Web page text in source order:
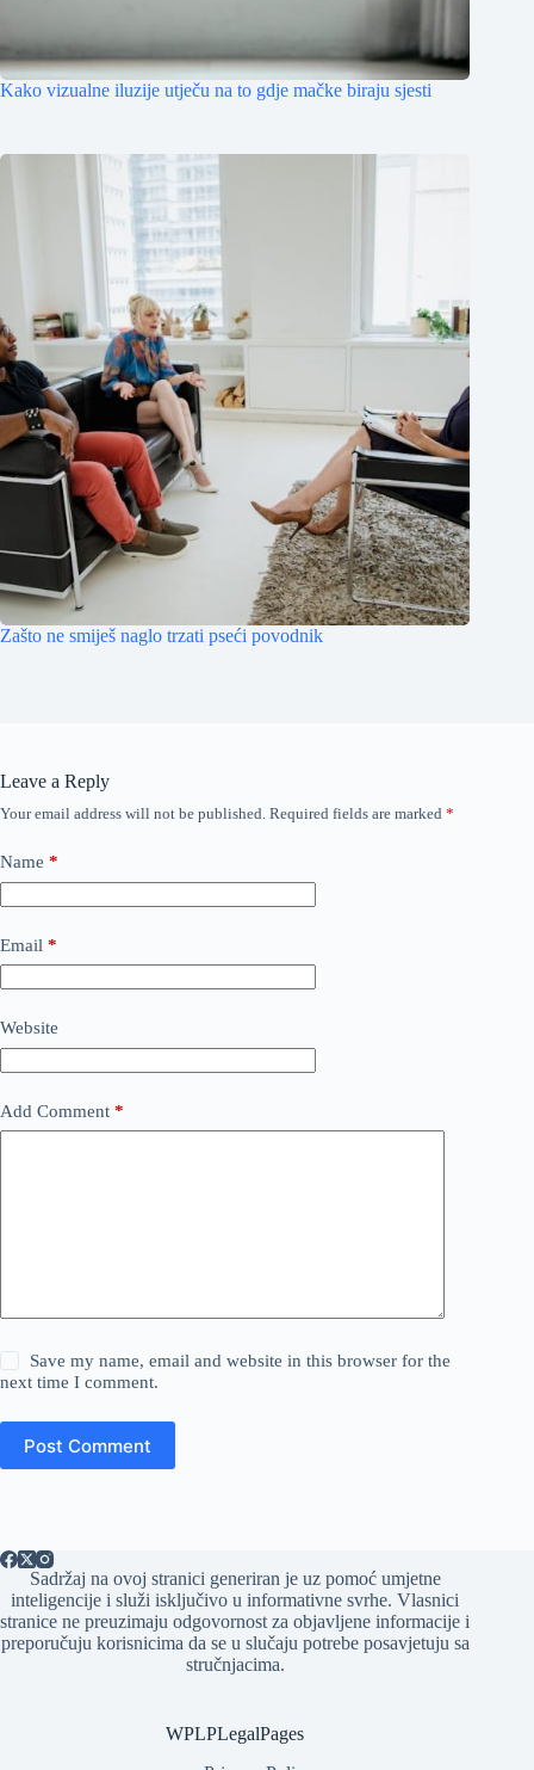
Kako vizualne iluzije utječu na to gdje mačke biraju sjesti
Zašto ne smiješ naglo trzati pseći povodnik
Leave a Reply
Your email address will not be published. Required fields are marked *
Name *
Email *
Website
Add Comment *
Save my name, email and website in this browser for the
next time I comment.
Post Comment
Sadržaj na ovoj stranici generiran je uz pomoć umjetne
inteligencije i služi isključivo u informativne svrhe. Vlasnici
stranice ne preuzimaju odgovornost za objavljene informacije i
preporučuju korisnicima da se u slučaju potrebe posavjetuju sa
stručnjacima.
WPLPLegalPages